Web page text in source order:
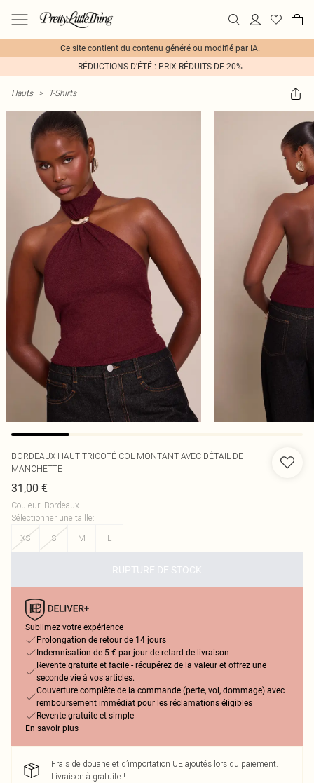
Ce site contient du contenu généré ou modifié par IA.
RÉDUCTIONS D'ÉTÉ : PRIX RÉDUITS DE 20%
Hauts > T-Shirts
BORDEAUX HAUT TRICOTÉ COL MONTANT AVEC DÉTAIL DE
MANCHETTE
31,00 €
Couleur: Bordeaux
Sélectionner une taille:
XS
S M L
RUPTURE DE STOCK
Sublimez votre expérience
Prolongation de retour de 14 jours
Indemnisation de 5 € par jour de retard de livraison
Revente gratuite et facile - récupérez de la valeur et offrez une
seconde vie à vos articles.
Couverture complète de la commande (perte, vol, dommage) avec
remboursement immédiat pour les réclamations éligibles
Revente gratuite et simple
En savoir plus
Frais de douane et d’importation UE ajoutés lors du paiement.
Livraison à gratuite !